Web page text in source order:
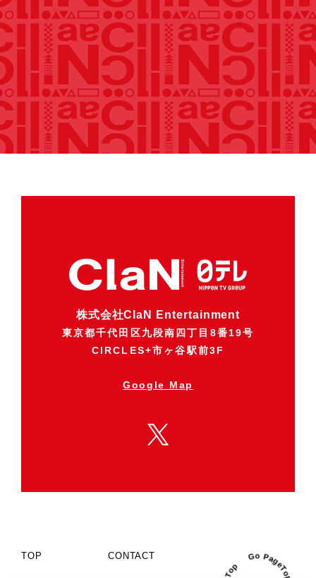
株式会社ClaN Entertainment
東京都千代田区九段南四丁目8番19号
CIRCLES+市ヶ谷駅前3F
Google Map
TOP CONTACT